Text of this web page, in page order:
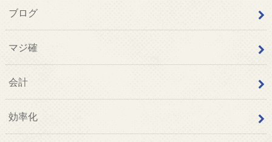
ブログ
マジ確
会計
効率化